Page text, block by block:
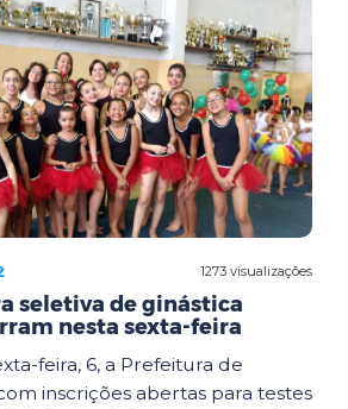
1273 visualizações
seletiva de ginástica
nesta sexta-feira
feira, 6, a Prefeitura de
inscrições abertas para testes